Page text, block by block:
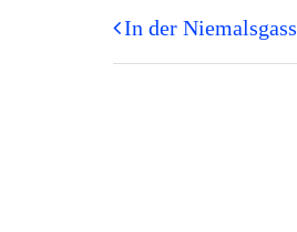
In der